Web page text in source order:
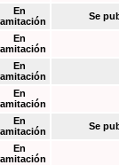
En
Se
En
En
En
En
Se
En